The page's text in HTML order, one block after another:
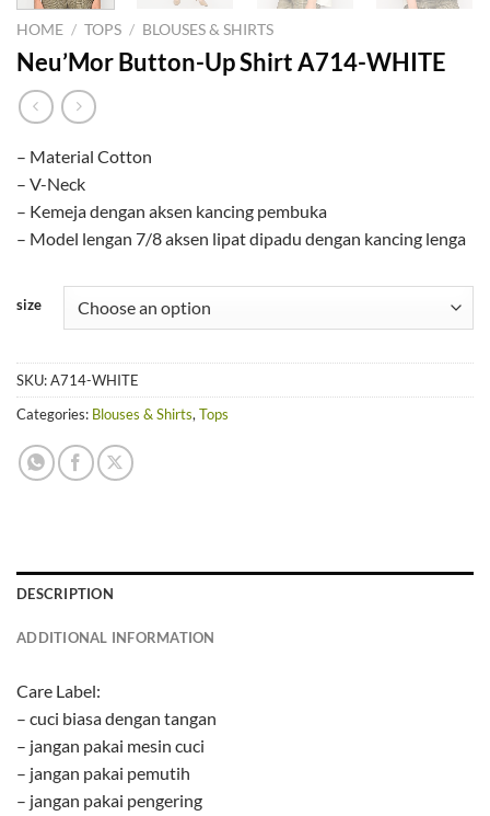
HOME / TOPS / BLOUSES & SHIRTS
Neu’Mor Button-Up Shirt A714-WHITE
– Material Cotton
– V-Neck
– Kemeja dengan aksen kancing pembuka
– Model lengan 7/8 aksen lipat dipadu dengan kancing lenga
size
SKU:A714-WHITE
Categories: Blouses & Shirts,Tops
DESCRIPTION
ADDITIONAL INFORMATION
Care Label:
– cuci biasa dengan tangan
– jangan pakai mesin cuci
– jangan pakai pemutih
– jangan pakai pengering